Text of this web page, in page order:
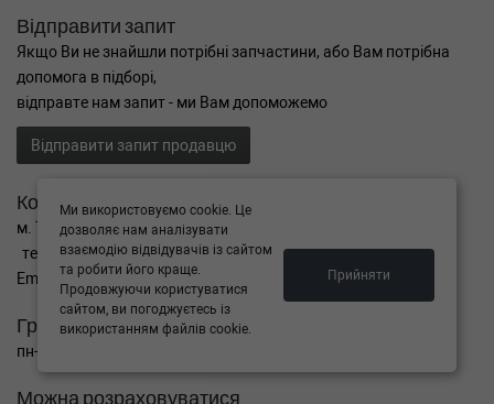
Відправити запит
Якщо Ви не знайшли потрібні запчастини, або Вам потрібна
допомога в підборі,
відправте нам запит - ми Вам допоможемо
Відправити запит продавцю
Контакти
м. Тернопіль вул. Микулинецька 106а
тел. +38(099)650-59-19
Email. autokitparts@yahoo.com
Графік роботи
пн-пт з 9:00 до 17:00, сб - вихідний, нд - вихідний
Можна розраховуватися
Ми використовуємо cookie. Це
дозволяє нам аналізувати
взаємодію відвідувачів із сайтом
та робити його краще.
Продовжуючи користуватися
сайтом, ви погоджуєтесь із
використанням файлів cookie.
Прийняти